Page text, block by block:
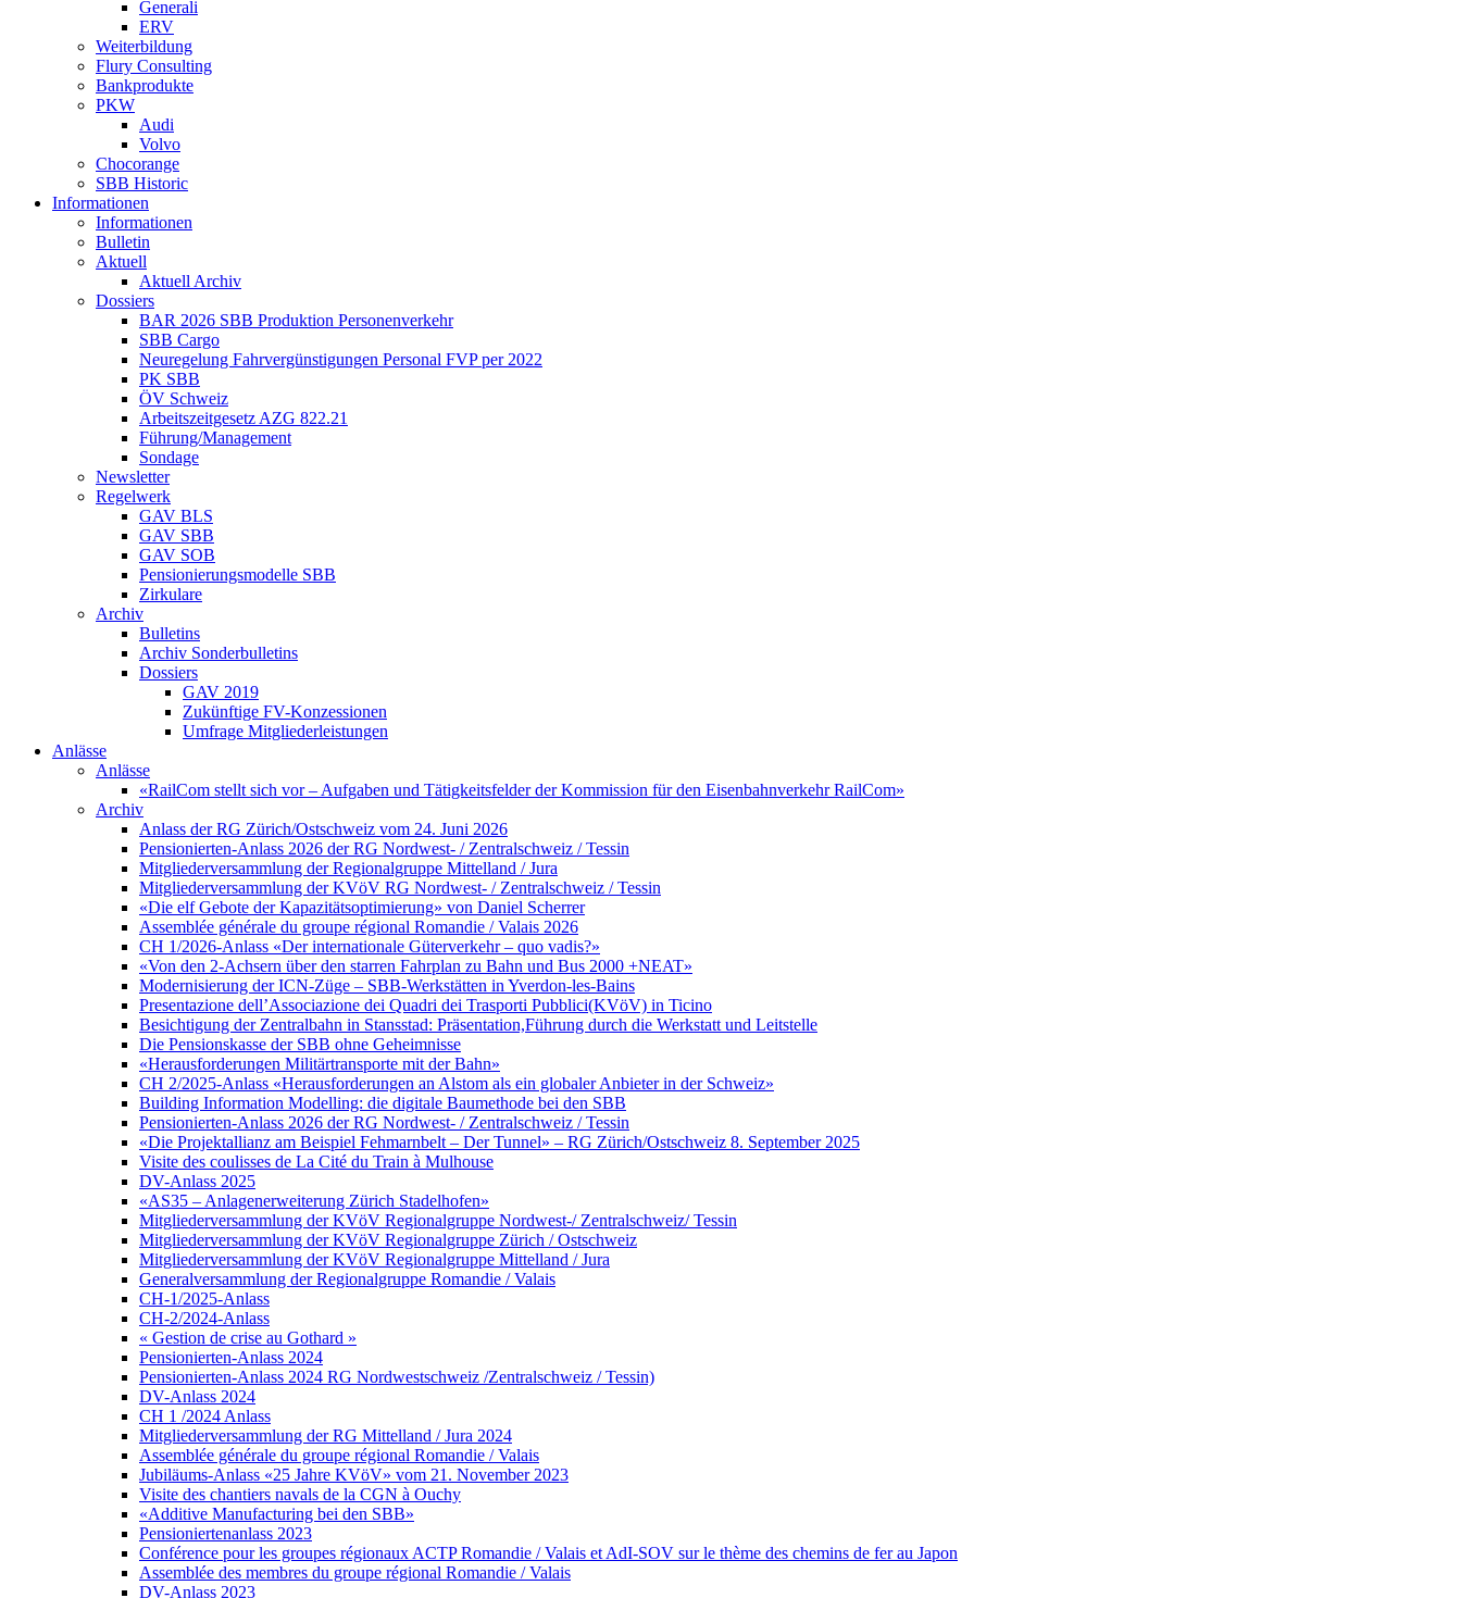
Generali
ERV
Weiterbildung
Flury Consulting
Bankprodukte
PKW
Audi
Volvo
Chocorange
SBB Historic
Informationen
Informationen
Bulletin
Aktuell
Aktuell Archiv
Dossiers
BAR 2026 SBB Produktion Personenverkehr
SBB Cargo
Neuregelung Fahrvergünstigungen Personal FVP per 2022
PK SBB
ÖV Schweiz
Arbeitszeitgesetz AZG 822.21
Führung/Management
Sondage
Newsletter
Regelwerk
GAV BLS
GAV SBB
GAV SOB
Pensionierungsmodelle SBB
Zirkulare
Archiv
Bulletins
Archiv Sonderbulletins
Dossiers
GAV 2019
Zukünftige FV-Konzessionen
Umfrage Mitgliederleistungen
Anlässe
Anlässe
«RailCom stellt sich vor – Aufgaben und Tätigkeitsfelder der Kommission für den Eisenbahnverkehr RailCom»
Archiv
Anlass der RG Zürich/Ostschweiz vom 24. Juni 2026
Pensionierten-Anlass 2026 der RG Nordwest- / Zentralschweiz / Tessin
Mitgliederversammlung der Regionalgruppe Mittelland / Jura
Mitgliederversammlung der KVöV RG Nordwest- / Zentralschweiz / Tessin
«Die elf Gebote der Kapazitätsoptimierung» von Daniel Scherrer
Assemblée générale du groupe régional Romandie / Valais 2026
CH 1/2026-Anlass «Der internationale Güterverkehr – quo vadis?»
«Von den 2-Achsern über den starren Fahrplan zu Bahn und Bus 2000 +NEAT»
Modernisierung der ICN-Züge – SBB-Werkstätten in Yverdon-les-Bains
Presentazione dell’Associazione dei Quadri dei Trasporti Pubblici(KVöV) in Ticino
Besichtigung der Zentralbahn in Stansstad: Präsentation,Führung durch die Werkstatt und Leitstelle
Die Pensionskasse der SBB ohne Geheimnisse
«Herausforderungen Militärtransporte mit der Bahn»
CH 2/2025-Anlass «Herausforderungen an Alstom als ein globaler Anbieter in der Schweiz»
Building Information Modelling: die digitale Baumethode bei den SBB
Pensionierten-Anlass 2026 der RG Nordwest- / Zentralschweiz / Tessin
«Die Projektallianz am Beispiel Fehmarnbelt – Der Tunnel» – RG Zürich/Ostschweiz 8. September 2025
Visite des coulisses de La Cité du Train à Mulhouse
DV-Anlass 2025
«AS35 – Anlagenerweiterung Zürich Stadelhofen»
Mitgliederversammlung der KVöV Regionalgruppe Nordwest-/ Zentralschweiz/ Tessin
Mitgliederversammlung der KVöV Regionalgruppe Zürich / Ostschweiz
Mitgliederversammlung der KVöV Regionalgruppe Mittelland / Jura
Generalversammlung der Regionalgruppe Romandie / Valais
CH-1/2025-Anlass
CH-2/2024-Anlass
« Gestion de crise au Gothard »
Pensionierten-Anlass 2024
Pensionierten-Anlass 2024 RG Nordwestschweiz /Zentralschweiz / Tessin)
DV-Anlass 2024
CH 1 /2024 Anlass
Mitgliederversammlung der RG Mittelland / Jura 2024
Assemblée générale du groupe régional Romandie / Valais
Jubiläums-Anlass «25 Jahre KVöV» vom 21. November 2023
Visite des chantiers navals de la CGN à Ouchy
«Additive Manufacturing bei den SBB»
Pensioniertenanlass 2023
Conférence pour les groupes régionaux ACTP Romandie / Valais et AdI-SOV sur le thème des chemins de fer au Japon
Assemblée des membres du groupe régional Romandie / Valais
DV-Anlass 2023